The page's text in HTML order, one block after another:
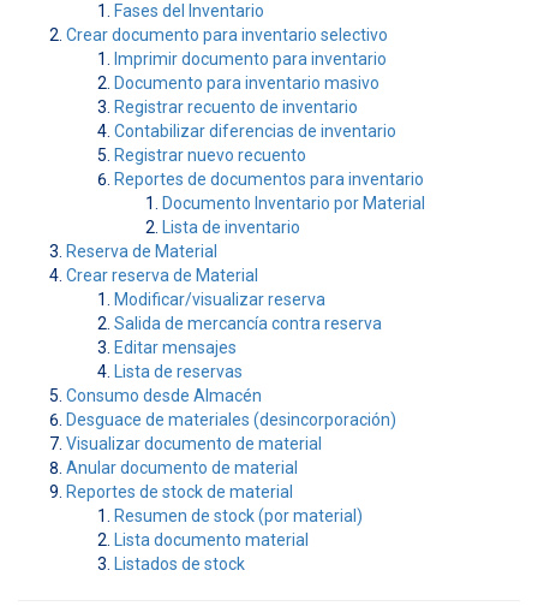
Fases del Inventario
Crear documento para inventario selectivo
Imprimir documento para inventario
Documento para inventario masivo
Registrar recuento de inventario
Contabilizar diferencias de inventario
Registrar nuevo recuento
Reportes de documentos para inventario
Documento Inventario por Material
Lista de inventario
Reserva de Material
Crear reserva de Material
Modificar/visualizar reserva
Salida de mercancía contra reserva
Editar mensajes
Lista de reservas
Consumo desde Almacén
Desguace de materiales (desincorporación)
Visualizar documento de material
Anular documento de material
Reportes de stock de material
Resumen de stock (por material)
Lista documento material
Listados de stock